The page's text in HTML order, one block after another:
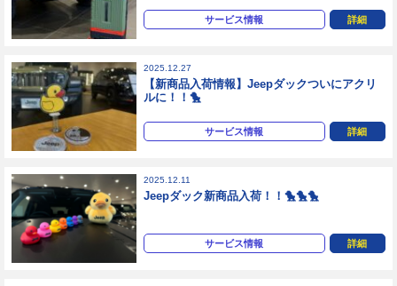
サービス情報 詳細
2025.12.27
【新商品入荷情報】Jeepダックついにアクリ
ルに！！🐤
サービス情報 詳細
2025.12.11
Jeepダック新商品入荷！！🐤🐤🐤
サービス情報 詳細